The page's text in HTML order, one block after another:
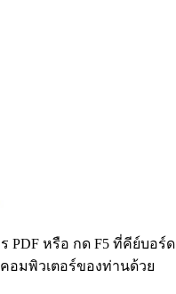
PDF หรือ กด F5 ที่คีย์บอร์ด
อมพิวเตอร์ของท่านด้วย